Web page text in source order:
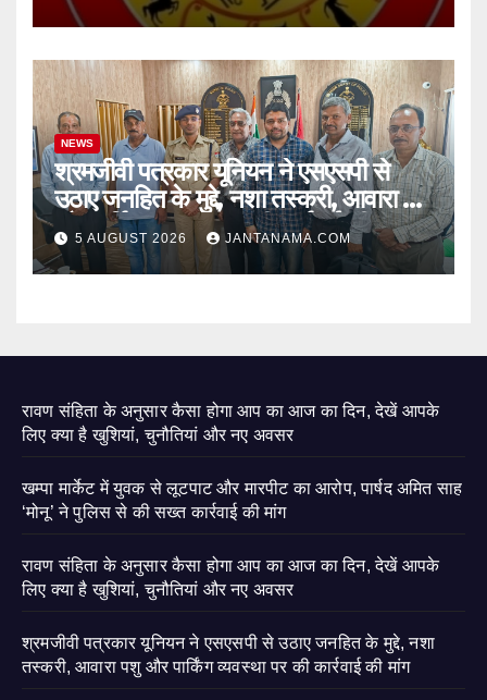
NEWS
श्रमजीवी पत्रकार यूनियन ने एसएसपी से
उठाए जनहित के मुद्दे, नशा तस्करी, आवारा पशु
और पार्किंग व्यवस्था पर की कार्रवाई की मांग
5 AUGUST 2026 JANTANAMA.COM
रावण संहिता के अनुसार कैसा होगा आप का आज का दिन, देखें आपके
लिए क्या है खुशियां, चुनौतियां और नए अवसर
खम्पा मार्केट में युवक से लूटपाट और मारपीट का आरोप, पार्षद अमित साह
‘मोनू’ ने पुलिस से की सख्त कार्रवाई की मांग
रावण संहिता के अनुसार कैसा होगा आप का आज का दिन, देखें आपके
लिए क्या है खुशियां, चुनौतियां और नए अवसर
श्रमजीवी पत्रकार यूनियन ने एसएसपी से उठाए जनहित के मुद्दे, नशा
तस्करी, आवारा पशु और पार्किंग व्यवस्था पर की कार्रवाई की मांग